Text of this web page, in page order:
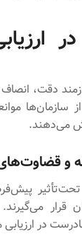
دقت،
سازمان‌ها
می‌دهند.
و
قرار
در